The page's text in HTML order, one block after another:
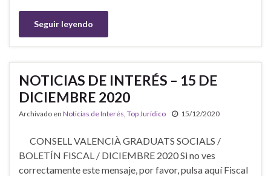
Seguir leyendo
NOTICIAS DE INTERÉS – 15 DE
DICIEMBRE 2020
Archivado en Noticias de Interés Top Jurídico 15/12/2020
CONSELL VALENCIÀ GRADUATS SOCIALS /
BOLETÍN FISCAL / DICIEMBRE 2020 Si no ves
correctamente este mensaje, por favor, pulsa aquí Fiscal